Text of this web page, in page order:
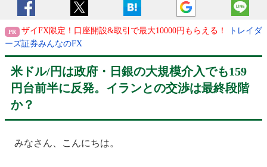
ザイFX限定！口座開設&取引で最大10000円もらえる！
トレイダ
ーズ証券みんなのFX
米ドル/円は政府・日銀の大規模介入でも159
円台前半に反発。イランとの交渉は最終段階
か？
みなさん、こんにちは。